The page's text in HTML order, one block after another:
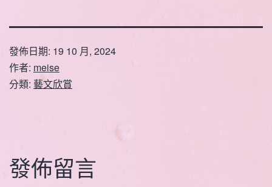
發佈日期: 19 10 月, 2024
作者: meise
分類: 藝文欣賞
發佈留言